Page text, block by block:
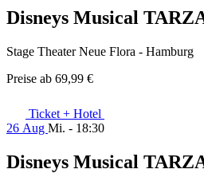
Disneys Musical
Stage Theater Neue Flora - Hamburg
Preise ab 69,99 €
Ticket + Hotel
26 Aug Mi. - 18:30
Disneys Musical